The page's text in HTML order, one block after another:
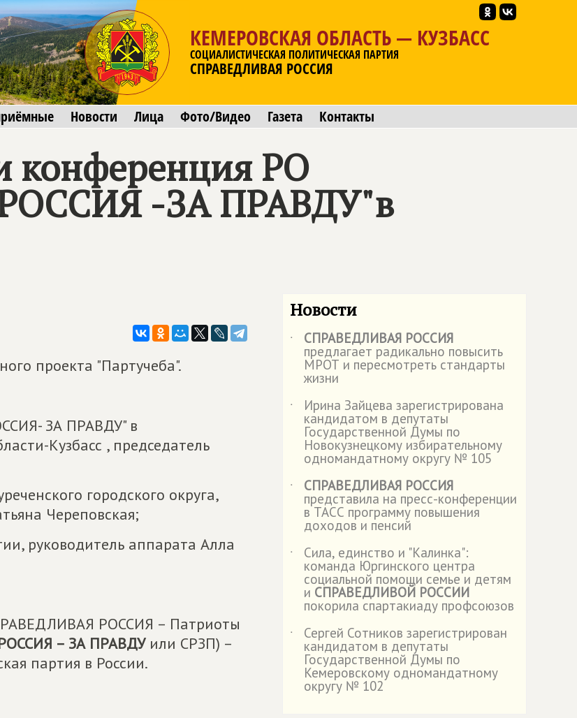
КЕМЕРОВСКАЯ ОБЛАСТЬ — КУЗБАСС
СОЦИАЛИСТИЧЕСКАЯ ПОЛИТИЧЕСКАЯ ПАРТИЯ
СПРАВЕДЛИВАЯ РОССИЯ
Новости Лица Фото/Видео Газета Контакты
конференция РО
-ЗА ПРАВДУ"в
проекта "Партучеба".
ЗА ПРАВДУ" в
Кузбасс , председатель
городского округа,
Череповская;
руководитель аппарата Алла
РОССИЯ – Патриоты
– ЗА ПРАВДУили СРЗП) –
партия в России.
Новости
˙ СПРАВЕДЛИВАЯ РОССИЯ
предлагает радикально повысить
МРОТ и пересмотреть стандарты
жизни
˙
Ирина Зайцева зарегистрирована
кандидатом в депутаты
Государственной Думы по
Новокузнецкому избирательному
одномандатному округу № 105
˙
СПРАВЕДЛИВАЯ РОССИЯ
представила на пресс-конференции
в ТАСС программу повышения
доходов и пенсий
˙
Сила, единство и "Калинка":
команда Юргинского центра
социальной помощи семье и детям
и СПРАВЕДЛИВОЙ РОССИИ
покорила спартакиаду профсоюзов
˙
Сергей Сотников зарегистрирован
кандидатом в депутаты
Государственной Думы по
Кемеровскому одномандатному
округу № 102